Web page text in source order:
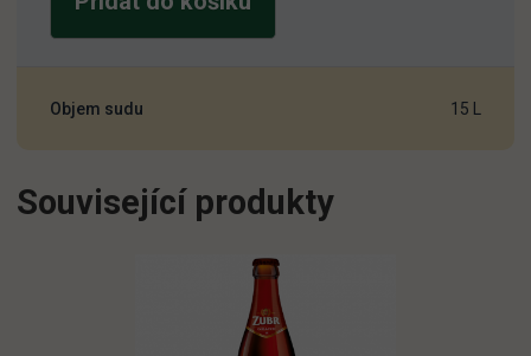
Rychtář
grunt
15l
Objem sudu 15 L
Související produkty